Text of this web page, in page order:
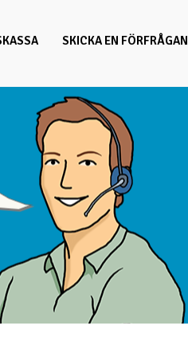
SKICKA EN FÖRFRÅGAN